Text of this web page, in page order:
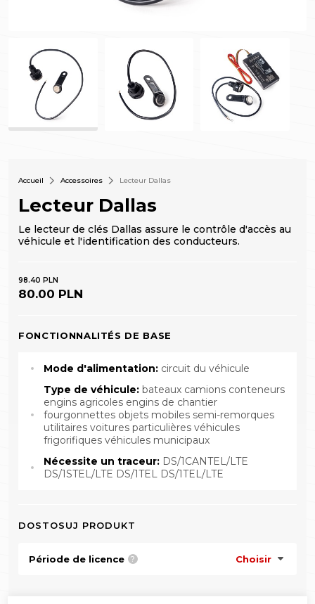
Accueil Accessoires Lecteur Dallas
Lecteur Dallas
Le lecteur de clés Dallas assure le contrôle d'accès au
véhicule et l'identification des conducteurs.
98.40 PLN
80.00 PLN
FONCTIONNALITÉS DE BASE
Mode d'alimentation: circuit du véhicule
Type de véhicule: bateaux camions conteneurs
engins agricoles engins de chantier
fourgonnettes objets mobiles semi-remorques
utilitaires voitures particulières véhicules
frigorifiques véhicules municipaux
Nécessite un traceur: DS/1CANTEL/LTE
DS/1STEL/LTE DS/1TEL DS/1TEL/LTE
DOSTOSUJ PRODUKT
Période de licence ? Choisir